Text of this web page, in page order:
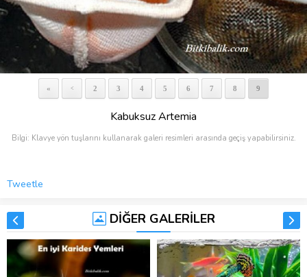
« < 2 3 4 5 6 7 8 9
Kabuksuz Artemia
Bilgi: Klavye yön tuşlarını kullanarak galeri resimleri arasında geçiş yapabilirsiniz.
Tweetle
DİĞER GALERİLER